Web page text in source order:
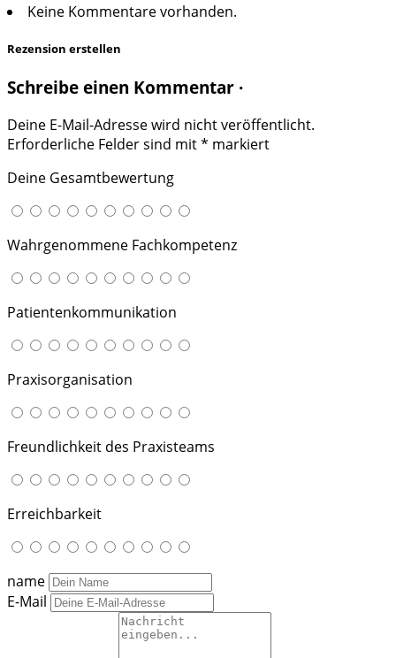
Keine Kommentare vorhanden.
Rezension erstellen
Schreibe einen Kommentar ·
Deine E-Mail-Adresse wird nicht veröffentlicht.
Erforderliche Felder sind mit* markiert
Deine Gesamtbewertung
Wahrgenommene Fachkompetenz
Patientenkommunikation
Praxisorganisation
Freundlichkeit des Praxisteams
Erreichbarkeit
name
E-Mail